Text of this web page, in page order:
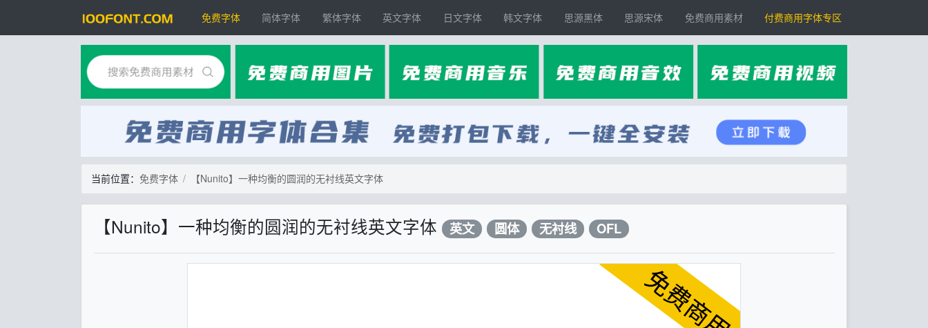
免费字体 简体字体 繁体字体 英文字体 日文字体 韩文字体 思源黑体 思源宋体 免费商用素材 付费商用字体专区
当前位置： 免费字体 【Nunito】一种均衡的圆润的无衬线英文字体
【Nunito】一种均衡的圆润的无衬线英文字体 英文 圆体 无衬线 OFL